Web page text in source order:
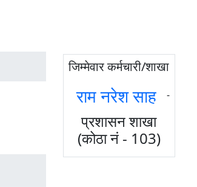
जिम्मेवार कर्मचारी/शाखा
राम नरेश साह -
प्रशासन शाखा
(कोठा नं - 103)